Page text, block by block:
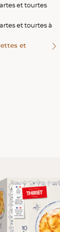
et tourtes
et tourtes à
et